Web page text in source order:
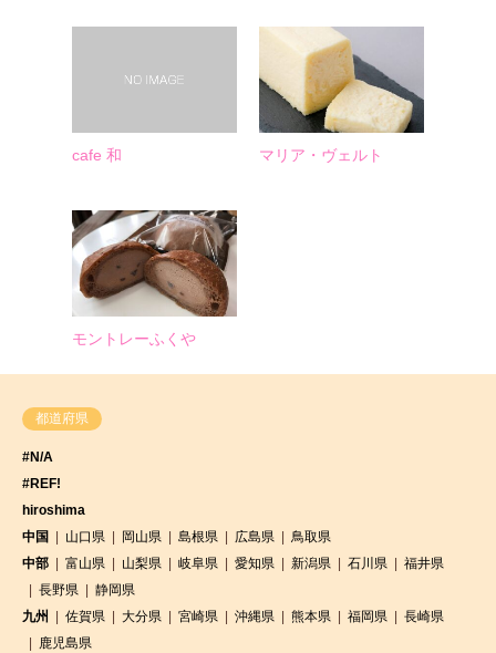
cafe 和 マリア・ヴェルト
モントレーふくや
都道府県
#N/A
#REF!
hiroshima
中国
山口県 岡山県 島根県 広島県
鳥取県
中部
富山県 山梨県 岐阜県 愛知県 新潟県 石川県
福井県
長野県
静岡県
九州
佐賀県 大分県 宮崎県 沖縄県 熊本県 福岡県
長崎県
鹿児島県